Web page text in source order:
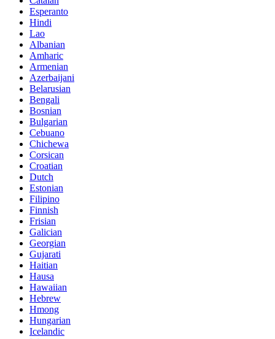
Esperanto
Hindi
Lao
Albanian
Amharic
Armenian
Azerbaijani
Belarusian
Bengali
Bosnian
Bulgarian
Cebuano
Chichewa
Corsican
Croatian
Dutch
Estonian
Filipino
Finnish
Frisian
Galician
Georgian
Gujarati
Haitian
Hausa
Hawaiian
Hebrew
Hmong
Hungarian
Icelandic